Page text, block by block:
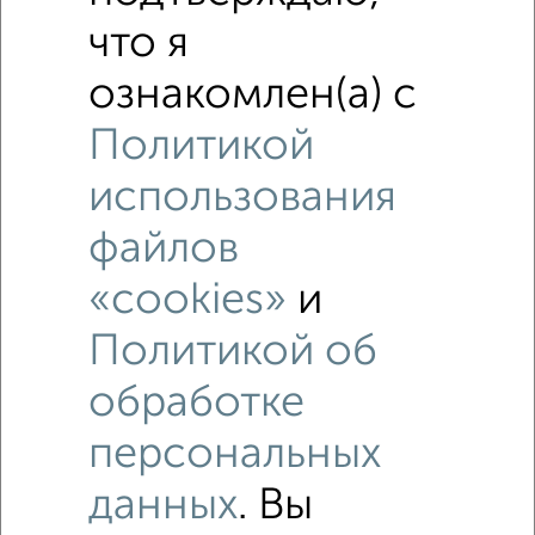
Рядом, с меньшей ценой
Недалеко от Социалистическая 41 с ценой ниже
что я
ознакомлен(а) с
Политикой
использования
файлов
«cookies» и
Политикой об
обработке
персональных
данных. Вы